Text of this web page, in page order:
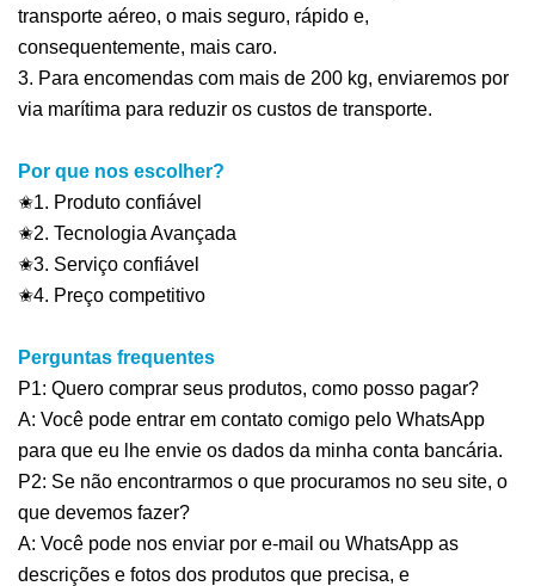
transporte aéreo, o mais seguro, rápido e,
consequentemente, mais caro.
3. Para encomendas com mais de 200 kg, enviaremos por
via marítima para reduzir os custos de transporte.
Por que nos escolher?
✬1. Produto confiável
✬2. Tecnologia Avançada
✬3. Serviço confiável
✬4. Preço competitivo
Perguntas frequentes
P1: Quero comprar seus produtos, como posso pagar?
A: Você pode entrar em contato comigo pelo WhatsApp
para que eu lhe envie os dados da minha conta bancária.
P2: Se não encontrarmos o que procuramos no seu site, o
que devemos fazer?
A: Você pode nos enviar por e-mail ou WhatsApp as
descrições e fotos dos produtos que precisa, e